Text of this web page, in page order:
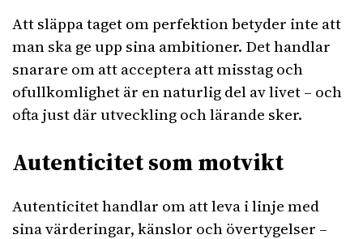
Att släppa taget om perfektion betyder inte att
man ska ge upp sina ambitioner. Det handlar
snarare om att acceptera att misstag och
ofullkomlighet är en naturlig del av livet – och
ofta just där utveckling och lärande sker.
Autenticitet som motvikt
Autenticitet handlar om att leva i linje med
sina värderingar, känslor och övertygelser –